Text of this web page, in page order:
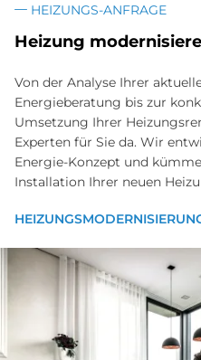
HEIZUNGS-ANFRAGE
Heizung
Von der Analyse Ihrer
Energieberatung bis zur
Umsetzung Ihrer
Experten für Sie da. Wir
Energie-Konzept und
Installation Ihrer neuen